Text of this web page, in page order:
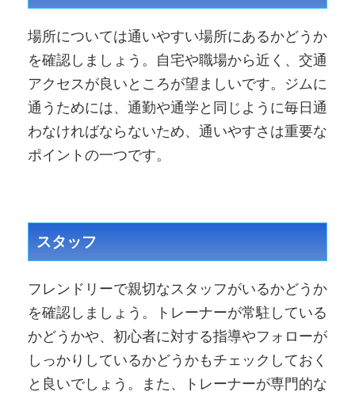
場所については通いやすい場所にあるかどうか
を確認しましょう。自宅や職場から近く、交通
アクセスが良いところが望ましいです。ジムに
通うためには、通勤や通学と同じように毎日通
わなければならないため、通いやすさは重要な
ポイントの一つです。
スタッフ
フレンドリーで親切なスタッフがいるかどうか
を確認しましょう。トレーナーが常駐している
かどうかや、初心者に対する指導やフォローが
しっかりしているかどうかもチェックしておく
と良いでしょう。また、トレーナーが専門的な